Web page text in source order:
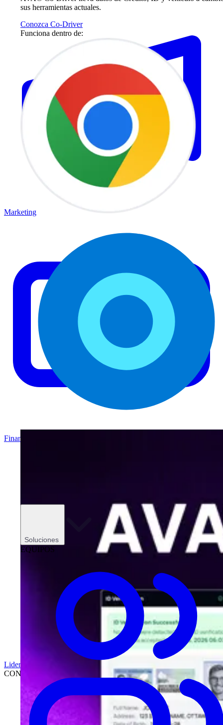
sus herramientas actuales.
Conozca Co-Driver
Funciona dentro de:
Soluciones
EQUIPOS
Marketing
Finanzas
Liderazgo
CONCESIONARIOS